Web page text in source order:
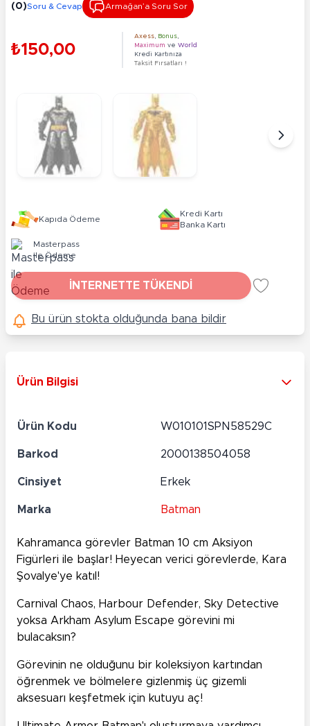
(0)Soru & Cevap Armağan’a Soru Sor
₺150,00
Axess Bonus
Maximum ve World
Kredi Kartınıza
Taksit Fırsatları !
Kapıda Ödeme
Kredi Kartı
Banka Kartı
Masterpass
ile Ödeme
İNTERNETTE TÜKENDİ
Bu ürün stokta olduğunda bana bildir
Ürün Bilgisi
Ürün Kodu W010101SPN58529C
Barkod 2000138504058
Cinsiyet Erkek
Marka Batman
Kahramanca görevler Batman 10 cm Aksiyon
Figürleri ile başlar! Heyecan verici görevlerde, Kara
Şovalye'ye katıl!
Carnival Chaos, Harbour Defender, Sky Detective
yoksa Arkham Asylum Escape görevini mi
bulacaksın?
Görevinin ne olduğunu bir koleksiyon kartından
öğrenmek ve bölmelere gizlenmiş üç gizemli
aksesuarı keşfetmek için kutuyu aç!